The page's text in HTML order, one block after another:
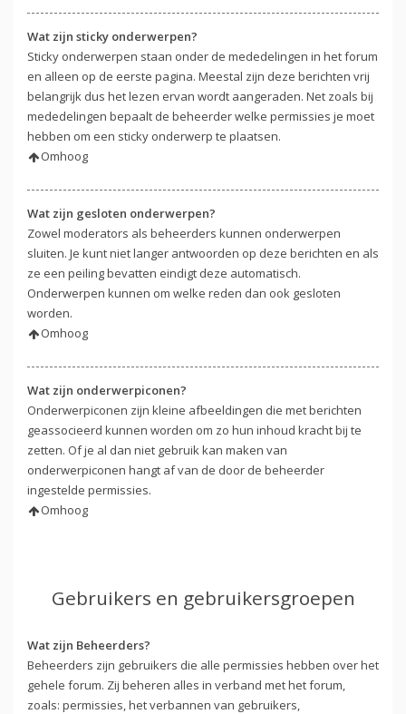
Wat zijn sticky onderwerpen?
Sticky onderwerpen staan onder de mededelingen in het forum
en alleen op de eerste pagina. Meestal zijn deze berichten vrij
belangrijk dus het lezen ervan wordt aangeraden. Net zoals bij
mededelingen bepaalt de beheerder welke permissies je moet
hebben om een sticky onderwerp te plaatsen.
Omhoog
Wat zijn gesloten onderwerpen?
Zowel moderators als beheerders kunnen onderwerpen
sluiten. Je kunt niet langer antwoorden op deze berichten en als
ze een peiling bevatten eindigt deze automatisch.
Onderwerpen kunnen om welke reden dan ook gesloten
worden.
Omhoog
Wat zijn onderwerpiconen?
Onderwerpiconen zijn kleine afbeeldingen die met berichten
geassocieerd kunnen worden om zo hun inhoud kracht bij te
zetten. Of je al dan niet gebruik kan maken van
onderwerpiconen hangt af van de door de beheerder
ingestelde permissies.
Omhoog
Gebruikers en gebruikersgroepen
Wat zijn Beheerders?
Beheerders zijn gebruikers die alle permissies hebben over het
gehele forum. Zij beheren alles in verband met het forum,
zoals: permissies, het verbannen van gebruikers,